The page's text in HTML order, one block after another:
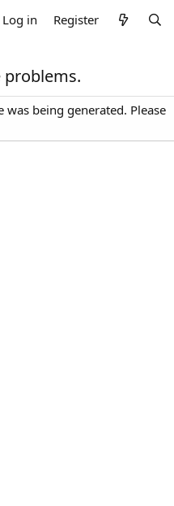
Log in Register
problems.
being generated. Please